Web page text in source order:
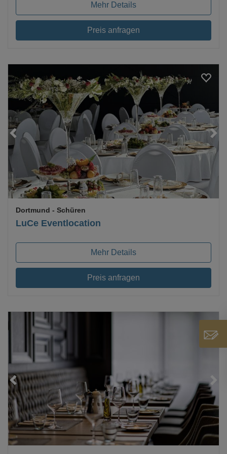
Mehr Details
Preis anfragen
Loading...
LuCe Eventlocation
Dortmund - Schüren
Mehr Details
Preis anfragen
Loading...